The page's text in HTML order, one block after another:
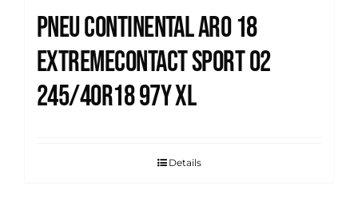
Pneu Continental Aro 18
Extremecontact Sport 02
245/40R18 97Y XL
Details